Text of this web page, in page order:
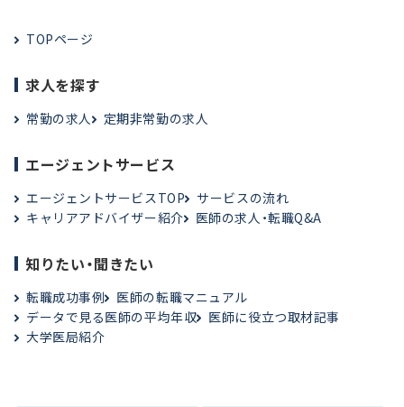
TOPページ
求人を探す
常勤の求人 定期非常勤の求人
エージェントサービス
エージェントサービスTOP
サービスの流れ
キャリアアドバイザー紹介
医師の求人・転職Q&A
知りたい・聞きたい
転職成功事例
医師の転職マニュアル
データで見る医師の平均年収
医師に役立つ取材記事
大学医局紹介